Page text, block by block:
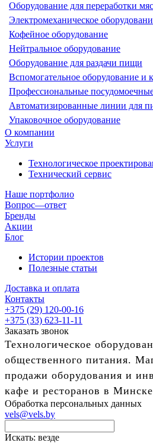
Оборудование для переработки
Электромеханическое
Кофейное оборудование
Нейтральное оборудование
Оборудование для раздачи пищи
Вспомогательное оборудование и
Профессиональные
Автоматизированные линии для
Упаковочное оборудование
О компании
Услуги
Технологическое
Технический сервис
Наше портфолио
Вопрос—ответ
Бренды
Акции
Блог
Истории проектов
Полезные статьи
Доставка и оплата
Контакты
+375 (29) 120-00-16
+375 (33) 623-11-11
Заказать звонок
Технологическое
общественного питания.
продажи оборудования и
кафе и ресторанов в Минске
Обработка персональных данных
vels@vels.by
Искать: везде